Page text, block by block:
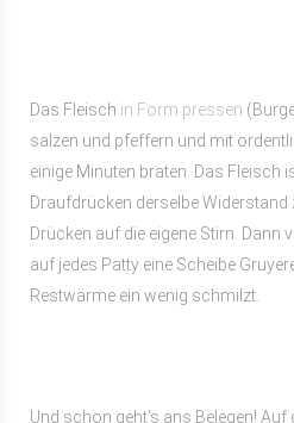
Das Fleisch in Form pressen
salzen und pfeffern und mit
einige Minuten braten. Das Fleisch
Draufdrücken derselbe Widerstand
Drücken auf die eigene Stirn. Dann
auf jedes Patty eine Scheibe
Restwärme ein wenig schmilzt.
Und schon geht’s ans Belegen!